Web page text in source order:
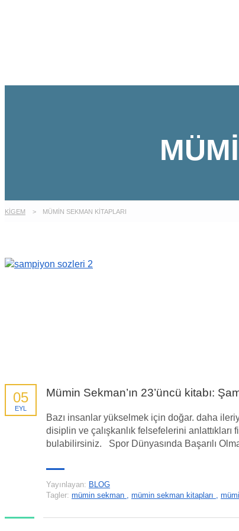
KİGEM > MÜMIN SEKMAN KITAPLARI
Mümin Sekman’ın 23’üncü kitabı:
05
EYL
Bazı insanlar yükselmek için doğar. daha
disiplin ve çalışkanlık felsefelerini anlattıkları
bulabilirsiniz. Spor Dünyasında Başarılı
Yayınlayan: BLOG
Tagler: mümin sekman mümin sekman kitapları